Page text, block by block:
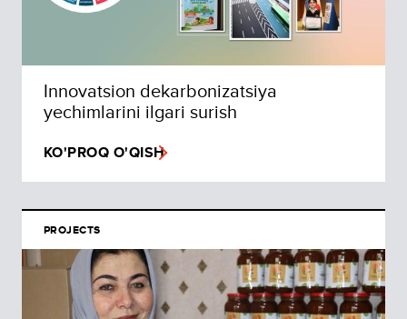
Innovatsion dekarbonizatsiya
yechimlarini ilgari surish
KO'PROQ O'QISH
PROJECTS